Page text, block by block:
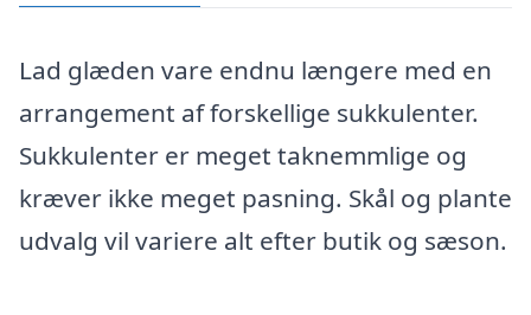
Lad glæden vare endnu længere med en
arrangement af forskellige sukkulenter.
Sukkulenter er meget taknemmlige og
kræver ikke meget pasning. Skål og plante
udvalg vil variere alt efter butik og sæson.